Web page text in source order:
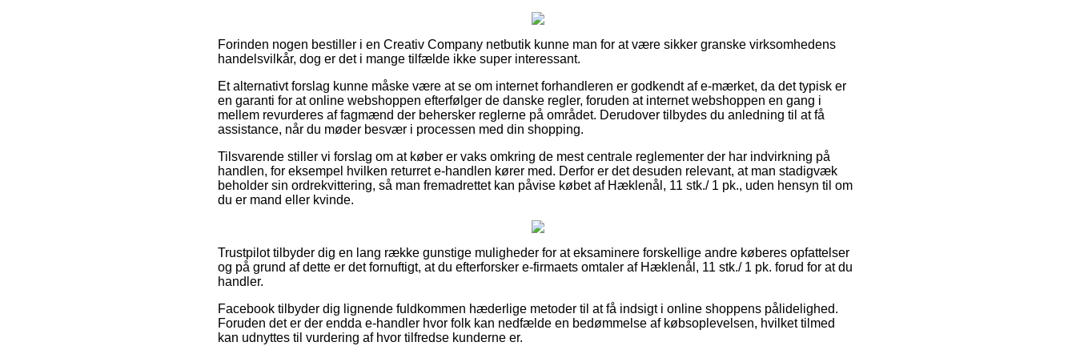
Forinden nogen bestiller i en Creativ Company netbutik kunne man for at være sikker granske virksomhedens
handelsvilkår, dog er det i mange tilfælde ikke super interessant.
Et alternativt forslag kunne måske være at se om internet forhandleren er godkendt af e-mærket, da det typisk er
en garanti for at online webshoppen efterfølger de danske regler, foruden at internet webshoppen en gang i
mellem revurderes af fagmænd der behersker reglerne på området. Derudover tilbydes du anledning til at få
assistance, når du møder besvær i processen med din shopping.
Tilsvarende stiller vi forslag om at køber er vaks omkring de mest centrale reglementer der har indvirkning på
handlen, for eksempel hvilken returret e-handlen kører med. Derfor er det desuden relevant, at man stadigvæk
beholder sin ordrekvittering, så man fremadrettet kan påvise købet af Hæklenål, 11 stk./ 1 pk., uden hensyn til om
du er mand eller kvinde.
Trustpilot tilbyder dig en lang række gunstige muligheder for at eksaminere forskellige andre køberes opfattelser
og på grund af dette er det fornuftigt, at du efterforsker e-firmaets omtaler af Hæklenål, 11 stk./ 1 pk. forud for at du
handler.
Facebook tilbyder dig lignende fuldkommen hæderlige metoder til at få indsigt i online shoppens pålidelighed.
Foruden det er der endda e-handler hvor folk kan nedfælde en bedømmelse af købsoplevelsen, hvilket tilmed
kan udnyttes til vurdering af hvor tilfredse kunderne er.